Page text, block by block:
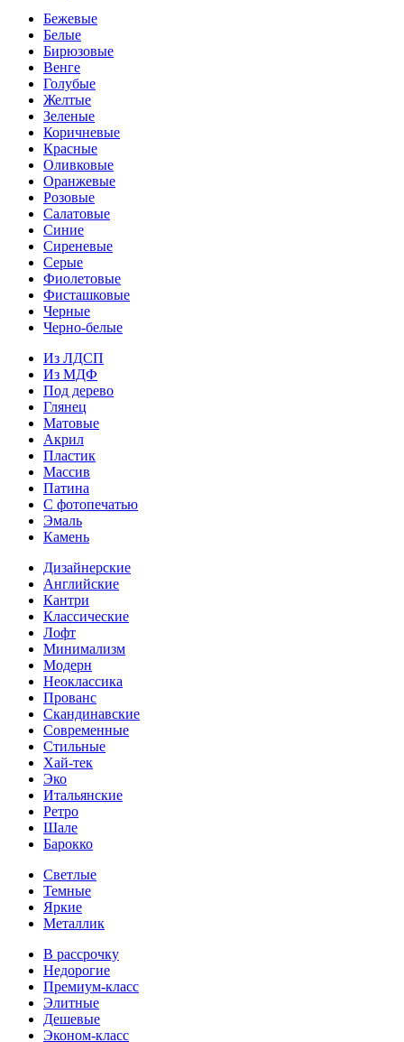
Бежевые
Белые
Бирюзовые
Венге
Голубые
Желтые
Зеленые
Коричневые
Красные
Оливковые
Оранжевые
Розовые
Салатовые
Синие
Сиреневые
Серые
Фиолетовые
Фисташковые
Черные
Черно-белые
Из ЛДСП
Из МДФ
Под дерево
Глянец
Матовые
Акрил
Пластик
Массив
Патина
С фотопечатью
Эмаль
Камень
Дизайнерские
Английские
Кантри
Классические
Лофт
Минимализм
Модерн
Неоклассика
Прованс
Скандинавские
Современные
Стильные
Хай-тек
Эко
Итальянские
Ретро
Шале
Барокко
Светлые
Темные
Яркие
Металлик
В рассрочку
Недорогие
Премиум-класс
Элитные
Дешевые
Эконом-класс